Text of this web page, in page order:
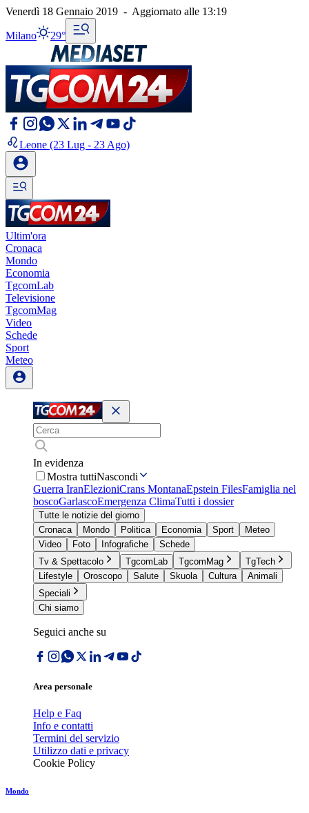
Venerdì 18 Gennaio 2019 - Aggiornato alle 13:19
Milano 29°
Leone (23 Lug - 23 Ago)
Ultim'ora
Cronaca
Mondo
Economia
TgcomLab
Televisione
TgcomMag
Video
Schede
Sport
Meteo
In evidenza
Mostra tuttiNascondi
Guerra IranElezioniCrans MontanaEpstein FilesFamiglia nel
boscoGarlascoEmergenza ClimaTutti i dossier
Tutte le notizie del giorno
Cronaca
Mondo Politica Economia Sport
Meteo
Video
Foto Infografiche
Schede
Tv & Spettacolo
TgcomLab TgcomMag
TgTech
Lifestyle
Oroscopo Salute Skuola Cultura
Animali
Speciali
Chi siamo
Seguici anche su
Area personale
Help e Faq
Info e contatti
Termini del servizio
Utilizzo dati e privacy
Cookie Policy
Mondo